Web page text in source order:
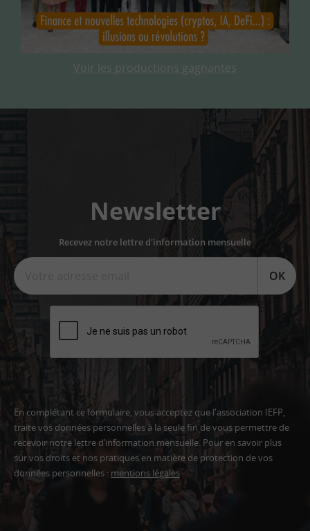
Voir les productions gagnantes
Newsletter
Recevez notre lettre d'information mensuelle
OK
En complétant ce formulaire, vous acceptez que l'association IEFP,
traite vos données personnelles à la seule fin de vous permettre de
recevoir notre lettre d’information mensuelle. Pour en savoir plus
sur vos droits et nos pratiques en matière de protection de vos
données personnelles : mentions légales